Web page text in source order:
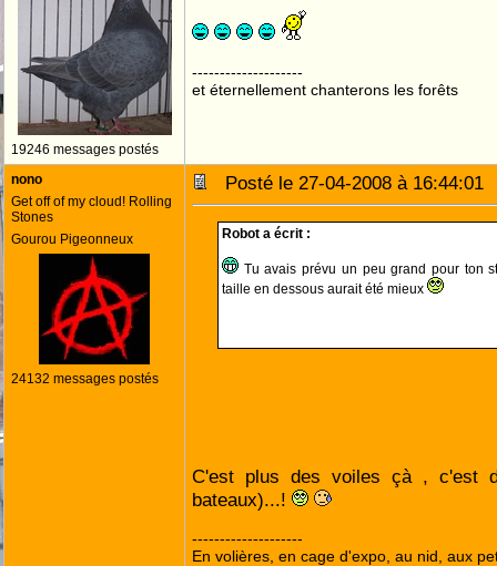
19246 messages postés
--------------------
et éternellement chanterons les forêts
nono
Get off of my cloud! Rolling
Stones
Gourou Pigeonneux
24132 messages postés
Posté le 27-04-2008 à
Robot a écrit :
Tu avais prévu un peu grand pour ton
taille en dessous aurait été mieux
C'est plus des voiles çà , c'est
bateaux)...!
--------------------
En volières, en cage d'expo, au nid, aux